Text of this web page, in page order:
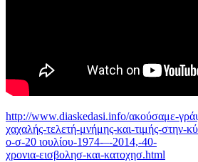
http://www.diaskedasi.info/ακούσαμε-
χαχαλής-τελετή-μνήμης-και-τιμής-στην-
ο-σ-20 ιουλίου-1974-–-2014,-40-
χρονια-εισβολησ-και-κατοχησ.html